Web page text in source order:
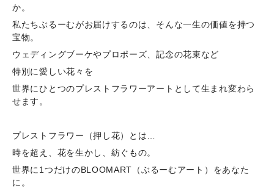
か。
私たちぶるーむがお届けするのは、そんな一生の価値を持つ
宝物。
ウェディングブーケやプロポーズ、記念の花束など
特別に愛しい花々を
世界にひとつのプレストフラワーアートとして生まれ変わら
せます。
プレストフラワー（押し花）とは…
時を超え、花を生かし、紡ぐもの。
世界に1つだけのBLOOMART（ぶるーむアート）をあなた
に。